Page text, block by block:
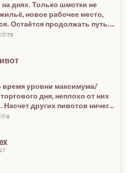
на днях. Только шмотки не
новое рабочее место,
Остаётся продолжать путь.
70
время уровни максимума/
дня, неплохо от них
других пивотов ничего
работают не так эффективно
8